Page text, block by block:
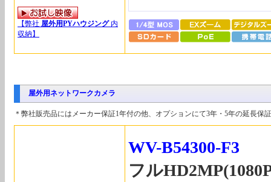
【弊社 屋外用PYハウジング 内
収納】
屋外用ネットワークカメラ
＊弊社販売品にはメーカー保証1年付の他、オプションにて3年・5年の延長保
WV-B54300-F3
フル